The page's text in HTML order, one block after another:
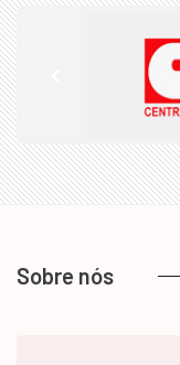
Sobre nós